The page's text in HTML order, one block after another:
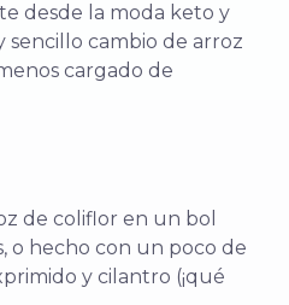
desde la moda keto y
sencillo cambio de arroz
cargado de
de coliflor en un bol
o hecho con un poco de
y cilantro (¡qué